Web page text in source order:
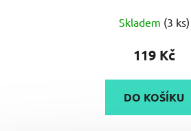
produktu
5,0
z
Skladem (3 ks)
119 Kč
DO KOŠÍKU